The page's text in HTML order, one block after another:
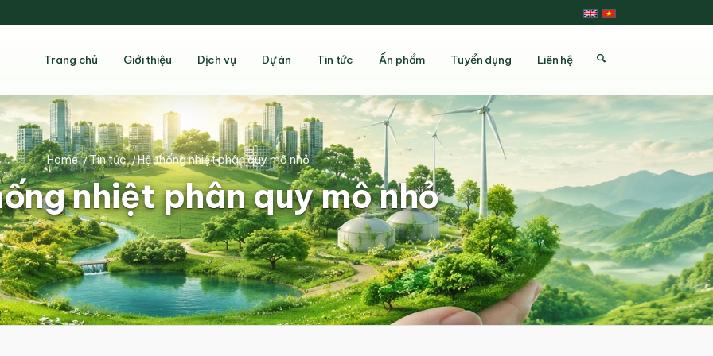
Trang chủ Giới thiệu Dịch vụ Dự án Tin tức Ấn phẩm Tuyển dụng Liên hệ
nhiệt phân quy mô nhỏ
Home /Tin tức /Hệ thống nhiệt phân quy mô nhỏ